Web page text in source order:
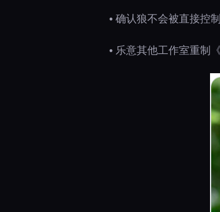
• 确认狼不会被直接控制
• 乐意其他工作室重制